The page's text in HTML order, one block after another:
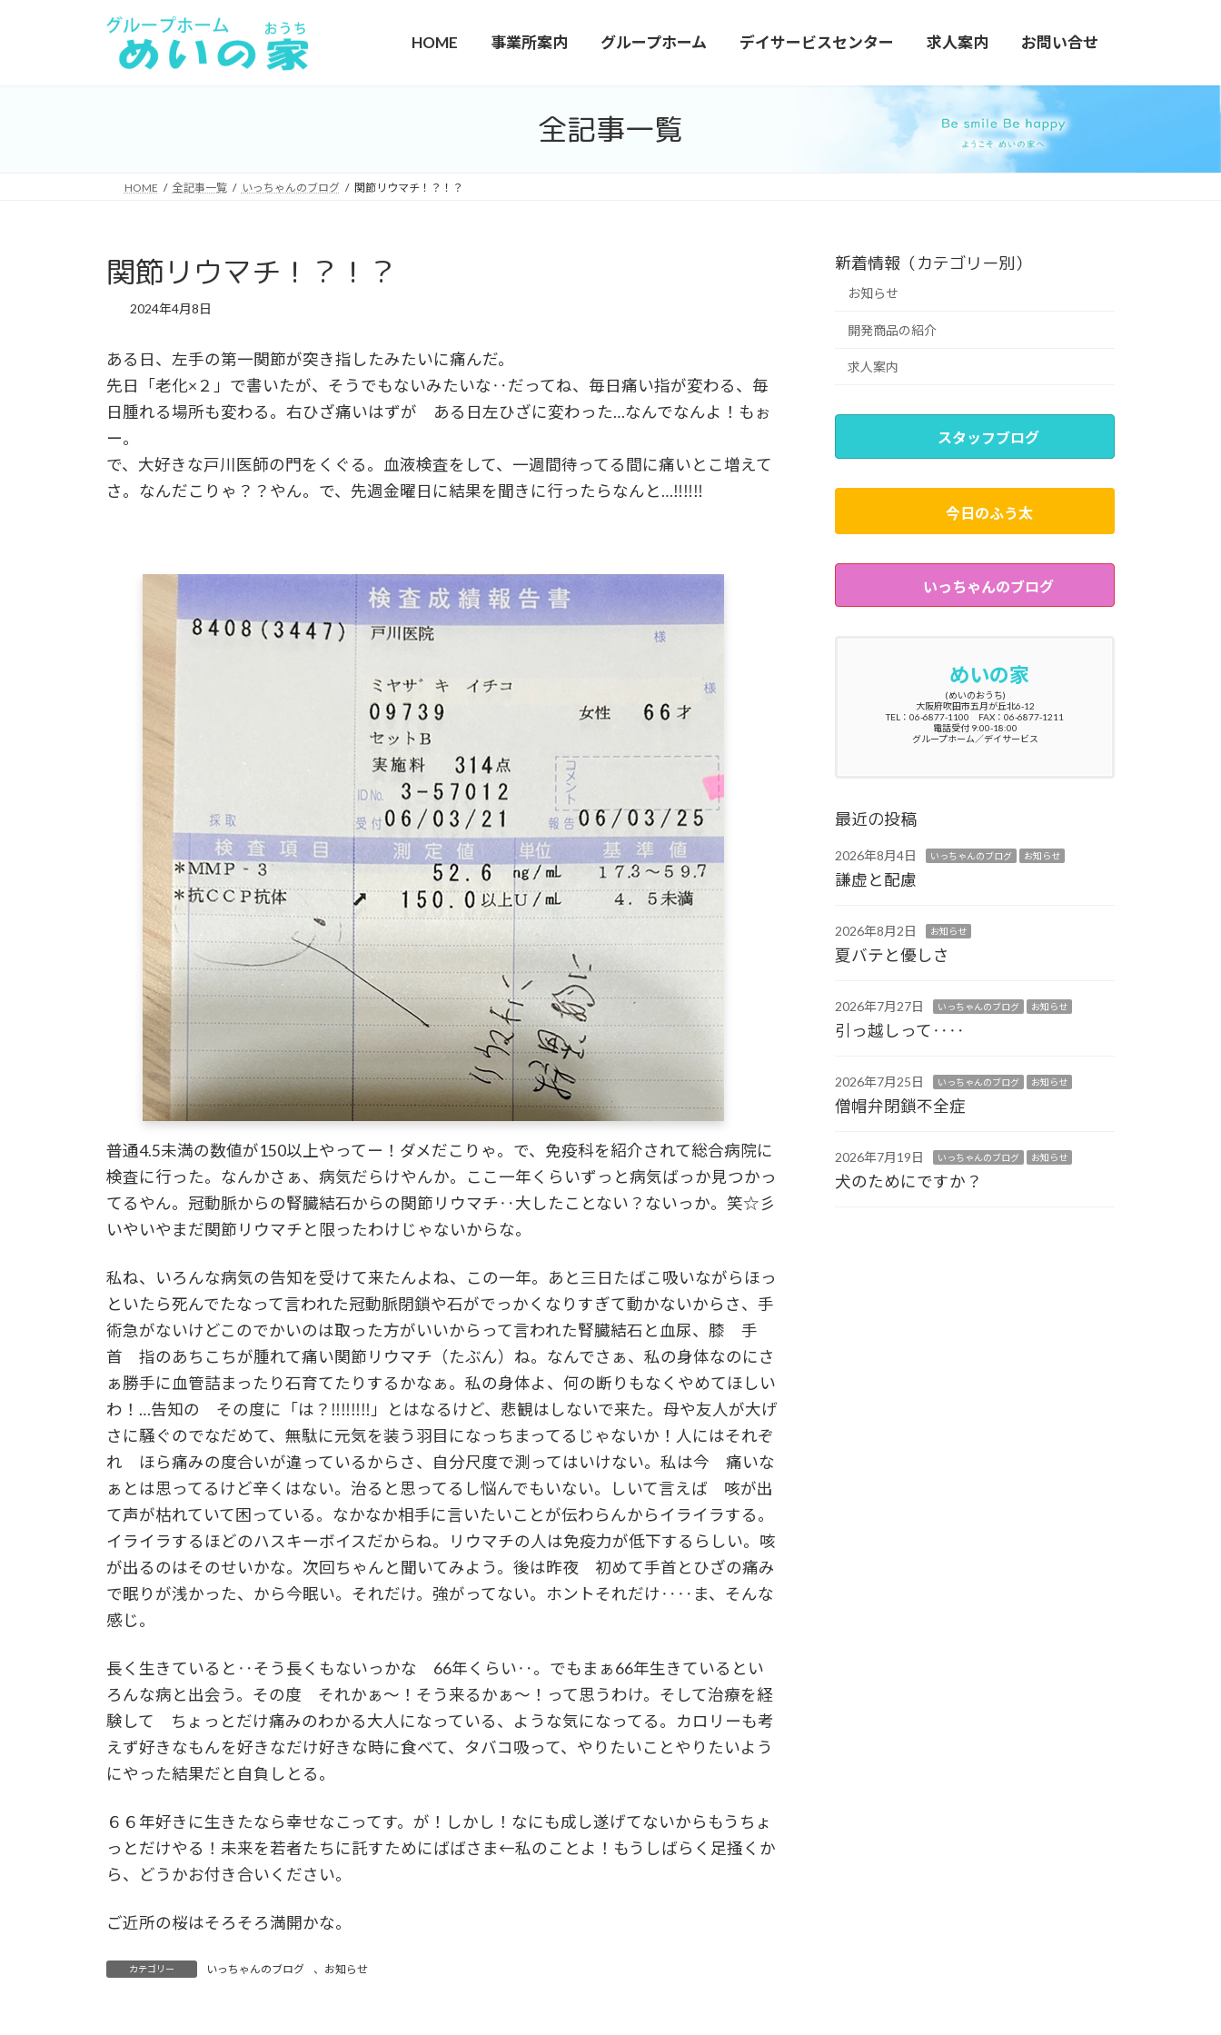
HOME 事業所案内 グループホーム デイサービスセンター 求人案内 お問い合せ
全記事一覧
HOME 全記事一覧 いっちゃんのブログ 関節リウマチ！？！？
関節リウマチ！？！？
2024年4月8日
ある日、左手の第一関節が突き指したみたいに痛んだ。
先日「老化×２」で書いたが、そうでもないみたいな‥だってね、毎日痛い指が変わる、毎
日腫れる場所も変わる。右ひざ痛いはずが ある日左ひざに変わった…なんでなんよ！もぉ
ー。
で、大好きな戸川医師の門をくぐる。血液検査をして、一週間待ってる間に痛いとこ増えて
さ。なんだこりゃ？？やん。で、先週金曜日に結果を聞きに行ったらなんと…‼‼‼
普通4.5未満の数値が150以上やってー！ダメだこりゃ。で、免疫科を紹介されて総合病院に
検査に行った。なんかさぁ、病気だらけやんか。ここ一年くらいずっと病気ばっか見つかっ
てるやん。冠動脈からの腎臓結石からの関節リウマチ‥大したことない？ないっか。笑☆彡
いやいやまだ関節リウマチと限ったわけじゃないからな。
私ね、いろんな病気の告知を受けて来たんよね、この一年。あと三日たばこ吸いながらほっ
といたら死んでたなって言われた冠動脈閉鎖や石がでっかくなりすぎて動かないからさ、手
術急がないけどこのでかいのは取った方がいいからって言われた腎臓結石と血尿、膝 手
首 指のあちこちが腫れて痛い関節リウマチ（たぶん）ね。なんでさぁ、私の身体なのにさ
ぁ勝手に血管詰まったり石育てたりするかなぁ。私の身体よ、何の断りもなくやめてほしい
わ！…告知の その度に「は？‼‼‼‼」とはなるけど、悲観はしないで来た。母や友人が大げ
さに騒ぐのでなだめて、無駄に元気を装う羽目になっちまってるじゃないか！人にはそれぞ
れ ほら痛みの度合いが違っているからさ、自分尺度で測ってはいけない。私は今 痛いな
ぁとは思ってるけど辛くはない。治ると思ってるし悩んでもいない。しいて言えば 咳が出
て声が枯れていて困っている。なかなか相手に言いたいことが伝わらんからイライラする。
イライラするほどのハスキーボイスだからね。リウマチの人は免疫力が低下するらしい。咳
が出るのはそのせいかな。次回ちゃんと聞いてみよう。後は昨夜 初めて手首とひざの痛み
で眠りが浅かった、から今眠い。それだけ。強がってない。ホントそれだけ‥‥ま、そんな
感じ。
長く生きていると‥そう長くもないっかな 66年くらい‥。でもまぁ66年生きているとい
ろんな病と出会う。その度 それかぁ～！そう来るかぁ～！って思うわけ。そして治療を経
験して ちょっとだけ痛みのわかる大人になっている、ような気になってる。カロリーも考
えず好きなもんを好きなだけ好きな時に食べて、タバコ吸って、やりたいことやりたいよう
にやった結果だと自負しとる。
６６年好きに生きたなら幸せなこってす。が！しかし！なにも成し遂げてないからもうちょ
っとだけやる！未来を若者たちに託すためにばばさま←私のことよ！もうしばらく足掻くか
ら、どうかお付き合いください。
ご近所の桜はそろそろ満開かな。
カテゴリー いっちゃんのブログ 、 お知らせ
新着情報（カテゴリー別）
お知らせ
開発商品の紹介
求人案内
スタッフブログ
今日のふう太
いっちゃんのブログ
めいの家
(めいのおうち)
大阪府吹田市五月が丘北6-12
TEL：06-6877-1100 FAX：06-6877-1211
電話受付 9:00-18:00
グループホーム／デイサービス
最近の投稿
2026年8月4日 いっちゃんのブログ お知らせ
謙虚と配慮
2026年8月2日 お知らせ
夏バテと優しさ
2026年7月27日 いっちゃんのブログ お知らせ
引っ越しって‥‥
2026年7月25日 いっちゃんのブログ お知らせ
僧帽弁閉鎖不全症
2026年7月19日 いっちゃんのブログ お知らせ
犬のためにですか？